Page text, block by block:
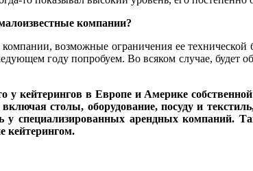
компании?
возможные ограничения ее технической
году попробуем. Во всяком случае, будет
у кейтерингов в Европе и Америке
столы, оборудование, посуду и
у специализированных арендных компаний.
кейтерингом.